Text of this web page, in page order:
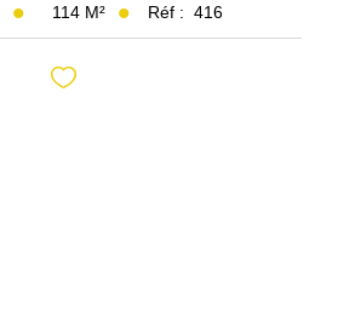
114 M² Réf : 416